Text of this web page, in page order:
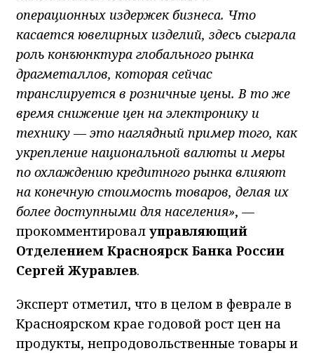
операционных издержек бизнеса. Что
касается ювелирных изделий, здесь сыграла
роль конъюнктура глобального рынка
драгметаллов, которая сейчас
транслируется в розничные цены. В то же
время снижение цен на электронику и
технику — это наглядный пример того, как
укрепление национальной валюты и меры
по охлаждению кредитного рынка влияют
на конечную стоимость товаров, делая их
более доступными для населения», —
прокомментировал управляющий
Отделением Красноярск Банка России
Сергей Журавлев.
Эксперт отметил, что в целом в феврале в
Красноярском крае годовой рост цен на
продукты, непродовольственные товары и